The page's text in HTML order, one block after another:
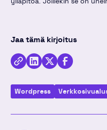
Jaa tämä kirjoitus
KopioiJaa
Linkedinissä
Jaa
Twitterissä
Jaa
Facebookissa
Wordpress